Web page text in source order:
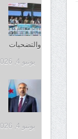
والتضحيات
يونيو 4, 2026
يونيو 4, 2026